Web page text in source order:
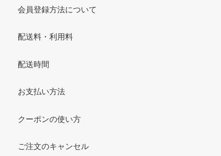
会員登録方法について
配送料・利用料
配送時間
お支払い方法
クーポンの使い方
ご注文のキャンセル